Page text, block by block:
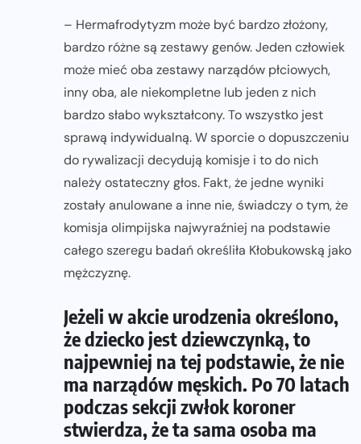
– Hermafrodytyzm może być bardzo złożony,
bardzo różne są zestawy genów. Jeden człowiek
może mieć oba zestawy narządów płciowych,
inny oba, ale niekompletne lub jeden z nich
bardzo słabo wykształcony. To wszystko jest
sprawą indywidualną. W sporcie o dopuszczeniu
do rywalizacji decydują komisje i to do nich
należy ostateczny głos. Fakt, że jedne wyniki
zostały anulowane a inne nie, świadczy o tym, że
komisja olimpijska najwyraźniej na podstawie
całego szeregu badań określiła Kłobukowską jako
mężczyznę.
Jeżeli w akcie urodzenia określono,
że dziecko jest dziewczynką, to
najpewniej na tej podstawie, że nie
ma narządów męskich. Po 70 latach
podczas sekcji zwłok koroner
stwierdza, że ta sama osoba ma